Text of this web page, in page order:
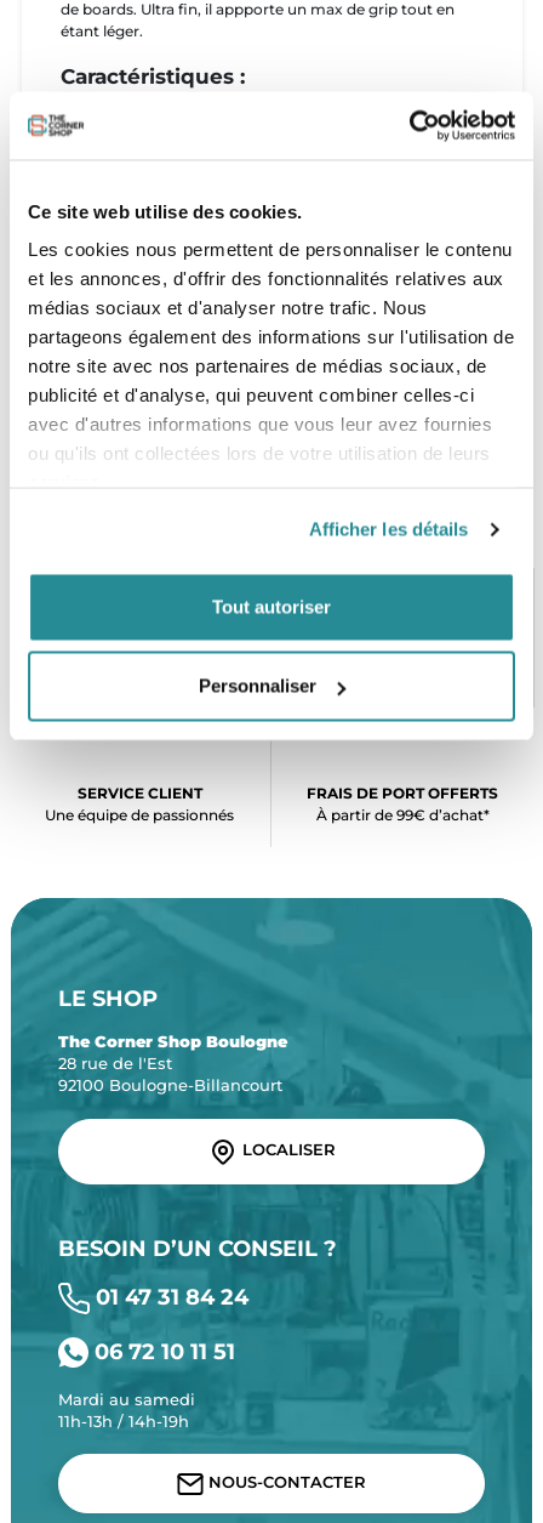
Ce site web utilise des cookies.
Les cookies nous permettent de personnaliser le contenu
et les annonces, d'offrir des fonctionnalités relatives aux
médias sociaux et d'analyser notre trafic. Nous
partageons également des informations sur l'utilisation de
notre site avec nos partenaires de médias sociaux, de
publicité et d'analyse, qui peuvent combiner celles-ci
avec d'autres informations que vous leur avez fournies
ou qu'ils ont collectées lors de votre utilisation de leurs
Afficher les détails
Tout autoriser
Personnaliser
de boards. Ultra fin, il appporte un max de grip tout en
étant léger.
Caractéristiques :
Pad 4 pièces
Pad perforé pour une meilleure résistance
PAIEMENT SÉCURISÉ
CB, VISA, Mastercard, ALMA
STOCK EN TEMPS RÉEL
SERVICE CLIENT
Une équipe de passionnés
FRAIS DE PORT OFFERTS
À partir de 99€ d’achat*
LE SHOP
The Corner Shop Boulogne
28 rue de l'Est
92100 Boulogne-Billancourt
LOCALISER
BESOIN D’UN CONSEIL ?
01 47 31 84 24
06 72 10 11 51
Mardi au samedi
11h-13h / 14h-19h
NOUS-CONTACTER